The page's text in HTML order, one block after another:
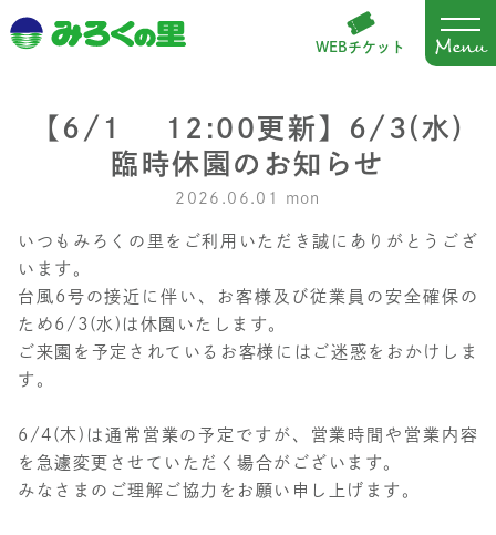
WEBチケット
【6/1 12:00更新】6/3(水)
臨時休園のお知らせ
2026.06.01 mon
いつもみろくの里をご利用いただき誠にありがとうござ
います。
台風6号の接近に伴い、お客様及び従業員の安全確保の
ため6/3(水)は休園いたします。
ご来園を予定されているお客様にはご迷惑をおかけしま
す。
6/4(木)は通常営業の予定ですが、営業時間や営業内容
を急遽変更させていただく場合がございます。
みなさまのご理解ご協力をお願い申し上げます。